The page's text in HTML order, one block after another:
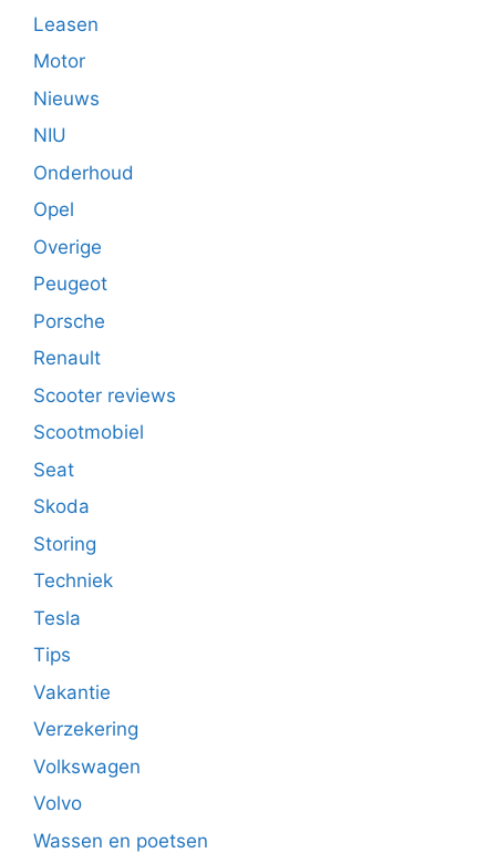
Leasen
Motor
Nieuws
NIU
Onderhoud
Opel
Overige
Peugeot
Porsche
Renault
Scooter reviews
Scootmobiel
Seat
Skoda
Storing
Techniek
Tesla
Tips
Vakantie
Verzekering
Volkswagen
Volvo
Wassen en poetsen